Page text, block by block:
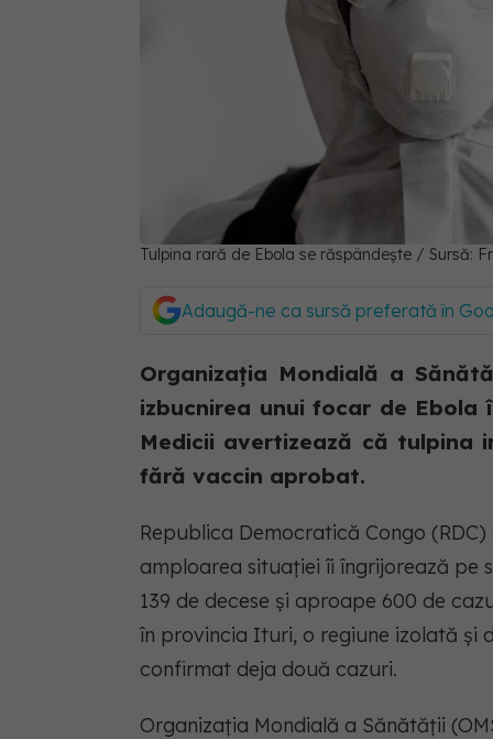
Tulpina rară de Ebola se răspândește / Sursă:
Adaugă-ne ca sursă preferată în
Organizația Mondială a
izbucnirea unui focar de Ebola
Medicii avertizează că tulpina
fără vaccin aprobat.
Republica Democratică Congo
amploarea situației îi îngrijorează
139 de decese și aproape 600 de
în provincia Ituri, o regiune izolată și
confirmat deja două cazuri.
Organizația Mondială a Sănătății